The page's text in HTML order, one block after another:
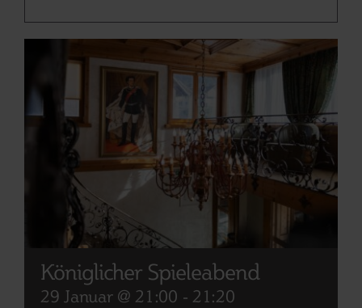
Königlicher Spieleabend
29 Januar @ 21:00 - 21:20